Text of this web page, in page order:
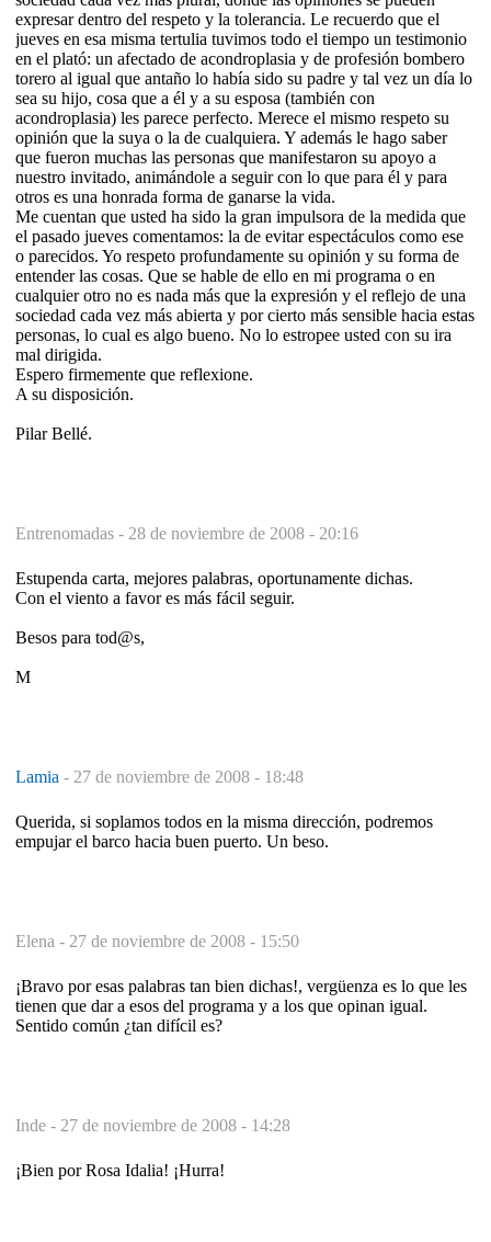
expresar dentro del respeto y la tolerancia. Le recuerdo que el
jueves en esa misma tertulia tuvimos todo el tiempo un testimonio
en el plató: un afectado de acondroplasia y de profesión bombero
torero al igual que antaño lo había sido su padre y tal vez un día lo
sea su hijo, cosa que a él y a su esposa (también con
acondroplasia) les parece perfecto. Merece el mismo respeto su
opinión que la suya o la de cualquiera. Y además le hago saber
que fueron muchas las personas que manifestaron su apoyo a
nuestro invitado, animándole a seguir con lo que para él y para
otros es una honrada forma de ganarse la vida.
Me cuentan que usted ha sido la gran impulsora de la medida que
el pasado jueves comentamos: la de evitar espectáculos como ese
o parecidos. Yo respeto profundamente su opinión y su forma de
entender las cosas. Que se hable de ello en mi programa o en
cualquier otro no es nada más que la expresión y el reflejo de una
sociedad cada vez más abierta y por cierto más sensible hacia estas
personas, lo cual es algo bueno. No lo estropee usted con su ira
mal dirigida.
Espero firmemente que reflexione.
A su disposición.
Pilar Bellé.
Entrenomadas - 28 de noviembre de 2008 - 20:16
Estupenda carta, mejores palabras, oportunamente dichas.
Con el viento a favor es más fácil seguir.
Besos para tod@s,
M
Lamia - 27 de noviembre de 2008 - 18:48
Querida, si soplamos todos en la misma dirección, podremos
empujar el barco hacia buen puerto. Un beso.
Elena - 27 de noviembre de 2008 - 15:50
¡Bravo por esas palabras tan bien dichas!, vergüenza es lo que les
tienen que dar a esos del programa y a los que opinan igual.
Sentido común ¿tan difícil es?
Inde - 27 de noviembre de 2008 - 14:28
¡Bien por Rosa Idalia! ¡Hurra!